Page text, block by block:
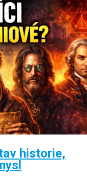
historie,